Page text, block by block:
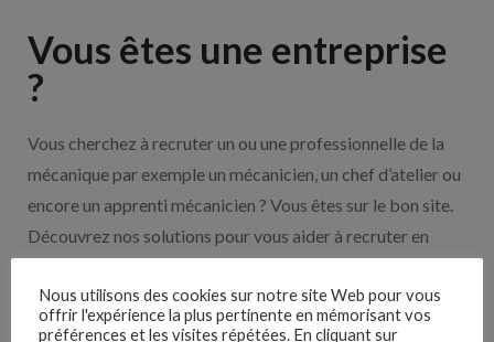
Vous êtes une entreprise
?
Vous cherchez à recruter un ou une professionnelle de la
mécanique par exemple un mécanicien, un chef d’atelier ou
encore un apprenti mécanicien ? Vous êtes sur le bon site.
Découvrez nos solutions pour vous aider à recruter en
Nous utilisons des cookies sur notre site Web pour vous
offrir l'expérience la plus pertinente en mémorisant vos
préférences et les visites répétées. En cliquant sur